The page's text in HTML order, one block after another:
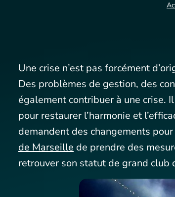
Une crise n’est pas forcément
Des problèmes de gestion, des
également contribuer à une crise.
pour restaurer l’harmonie et
demandent des changements
de Marseille de prendre des
retrouver son statut de grand club